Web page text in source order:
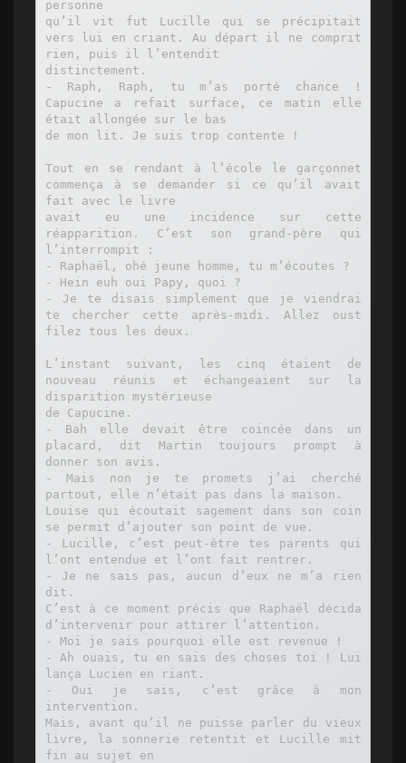
personne
qu’il vit fut Lucille qui se précipitait
vers lui en criant. Au départ il ne comprit
rien, puis il l’entendit
distinctement.
- Raph, Raph, tu m’as porté chance !
Capucine a refait surface, ce matin elle
était allongée sur le bas
de mon lit. Je suis trop contente !
Tout en se rendant à l’école le garçonnet
commença à se demander si ce qu’il avait
fait avec le livre
avait eu une incidence sur cette
réapparition. C’est son grand-père qui
l’interrompit :
- Raphaël, ohé jeune homme, tu m’écoutes ?
- Hein euh oui Papy, quoi ?
- Je te disais simplement que je viendrai
te chercher cette après-midi. Allez oust
filez tous les deux.
L’instant suivant, les cinq étaient de
nouveau réunis et échangeaient sur la
disparition mystérieuse
de Capucine.
- Bah elle devait être coincée dans un
placard, dit Martin toujours prompt à
donner son avis.
- Mais non je te promets j’ai cherché
partout, elle n’était pas dans la maison.
Louise qui écoutait sagement dans son coin
se permit d’ajouter son point de vue.
- Lucille, c’est peut-être tes parents qui
l’ont entendue et l’ont fait rentrer.
- Je ne sais pas, aucun d’eux ne m’a rien
dit.
C’est à ce moment précis que Raphaël décida
d’intervenir pour attirer l’attention.
- Moi je sais pourquoi elle est revenue !
- Ah ouais, tu en sais des choses toi ! Lui
lança Lucien en riant.
- Oui je sais, c’est grâce à mon
intervention.
Mais, avant qu’il ne puisse parler du vieux
livre, la sonnerie retentit et Lucille mit
fin au sujet en